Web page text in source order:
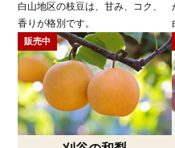
白山地区の枝豆は、甘み、コク、
香りが格別です。
販売中